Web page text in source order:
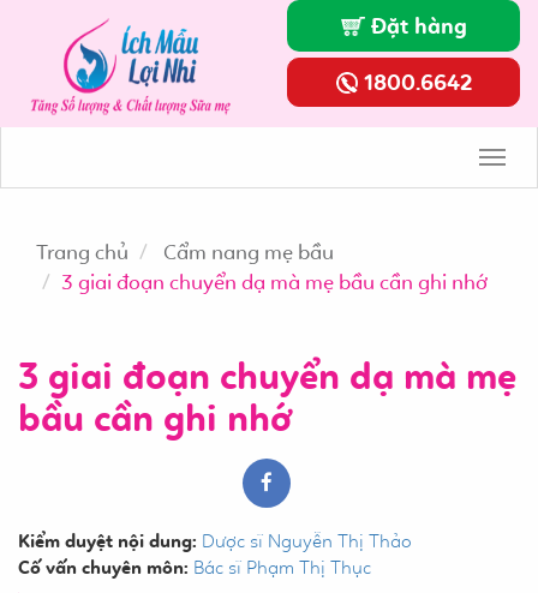
Đặt hàng
1800.6642
Trang chủ
Cẩm nang mẹ bầu
3 giai đoạn chuyển dạ mà mẹ bầu cần ghi nhớ
3 giai đoạn chuyển dạ mà mẹ
bầu cần ghi nhớ
Kiểm duyệt nội dung: Dược sĩ Nguyễn Thị Thảo
Cố vấn chuyên môn: Bác sĩ Phạm Thị Thục